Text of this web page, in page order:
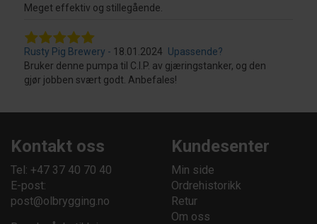
Meget effektiv og stillegående.
Rusty Pig Brewery 18.01.2024 Upassende?
Bruker denne pumpa til C.I.P. av gjæringstanker, og den
gjør jobben svært godt. Anbefales!
Kontakt oss
Tel: +47 37 40 70 40
E-post:
post@olbrygging.no
Kundesenter
Min side
Ordrehistorikk
Retur
Om oss